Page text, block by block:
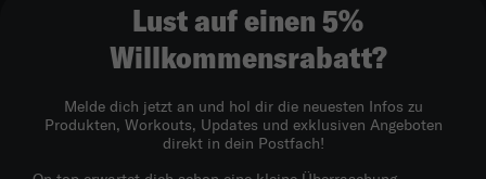
Lust auf einen 5%
Willkommensrabatt?
Melde dich jetzt an und hol dir die neuesten Infos zu
Produkten, Workouts, Updates und exklusiven Angeboten
direkt in dein Postfach!